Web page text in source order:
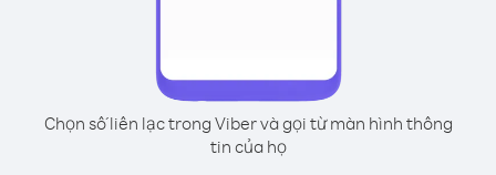
Chọn số liên lạc trong Viber và gọi từ màn hình thông
tin của họ